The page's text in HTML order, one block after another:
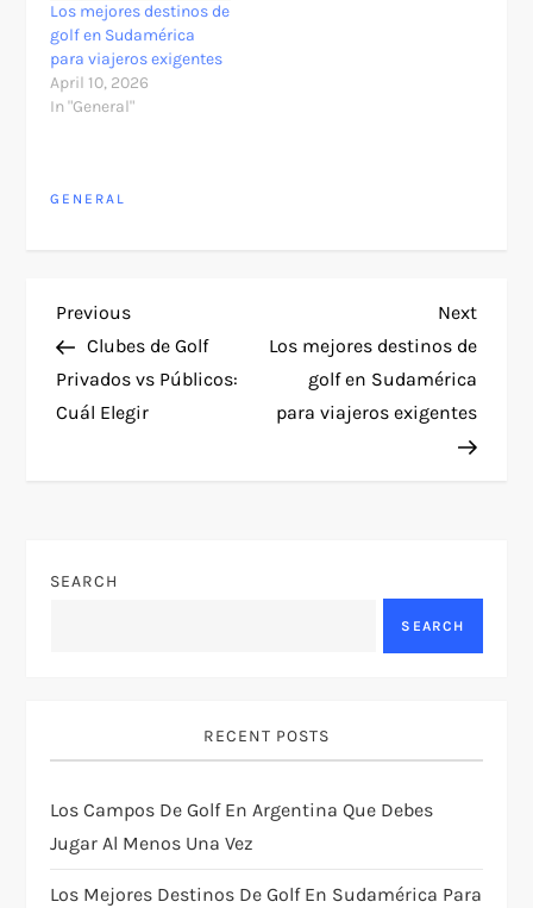
Los mejores destinos de
golf en Sudamérica
para viajeros exigentes
April 10, 2026
In "General"
GENERAL
P
o
s
a
g
a
t
Previous
Post
Previous
Clubes de Golf
Privados vs Públicos:
Cuál Elegir
Next
Post
Next
Los mejores destinos de
golf en Sudamérica
para viajeros exigentes
SEARCH
SEARCH
RECENT POSTS
Los Campos De Golf En Argentina Que Debes
Jugar Al Menos Una Vez
Los Mejores Destinos De Golf En Sudamérica Para